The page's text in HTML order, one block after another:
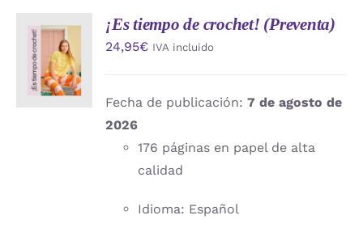
AÑADIR
AL
CARRITO
/
DETALLES
¡Es tiempo de crochet! (Preventa)
24,95€ IVA incluido
Fecha de publicación:7 de agosto de
2026
176 páginas en papel de alta
calidad
Idioma: Español